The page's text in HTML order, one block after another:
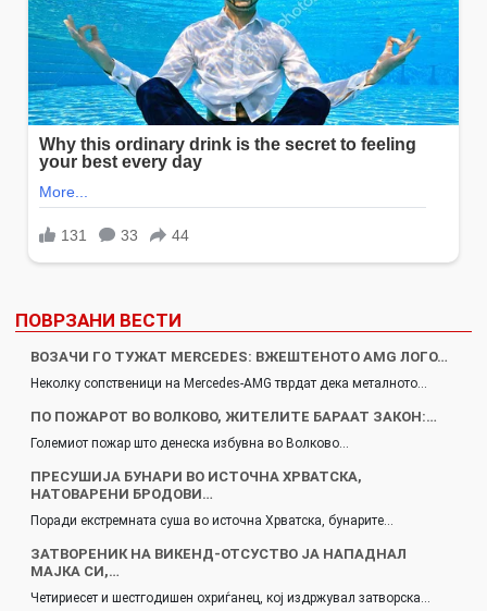
ПОВРЗАНИ ВЕСТИ
ВОЗАЧИ ГО ТУЖАТ MERCEDES: ВЖЕШТЕНОТО AMG ЛОГО…
Неколку сопственици на Mercedes-AMG тврдат дека металното…
ПО ПОЖАРОТ ВО ВОЛКОВО, ЖИТЕЛИТЕ БАРААТ ЗАКОН:…
Големиот пожар што денеска избувна во Волково…
ПРЕСУШИЈА БУНАРИ ВО ИСТОЧНА ХРВАТСКА,
НАТОВАРЕНИ БРОДОВИ…
Поради екстремната суша во источна Хрватска, бунарите…
ЗАТВОРЕНИК НА ВИКЕНД-ОТСУСТВО ЈА НАПАДНАЛ
МАЈКА СИ,…
Четириесет и шестгодишен охриѓанец, кој издржувал затворска…